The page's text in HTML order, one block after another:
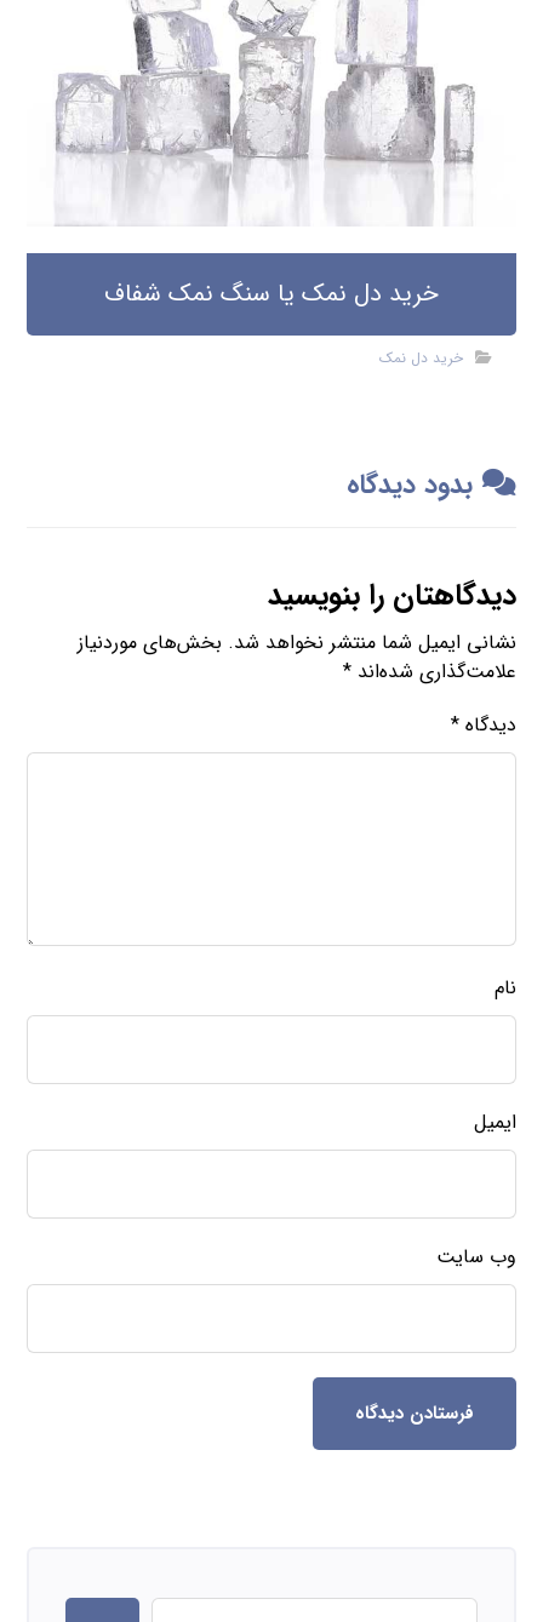
خرید دل نمک یا سنگ نمک شفاف
خرید دل نمک
بدود دیدگاه
دیدگاهتان را بنویسید
نشانی ایمیل شما منتشر نخواهد شد. بخش‌های موردنیاز
علامت‌گذاری شده‌اند*
دیدگاه*
نام
ایمیل
وب‌ سایت
فرستادن دیدگاه